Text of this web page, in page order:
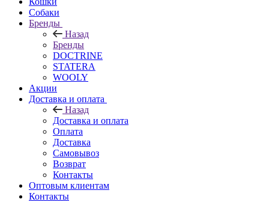
Собаки
Бренды
Назад
Бренды
DOCTRINE
STATERA
WOOLY
Акции
Доставка и оплата
Назад
Доставка и оплата
Оплата
Доставка
Самовывоз
Возврат
Контакты
Оптовым клиентам
Контакты